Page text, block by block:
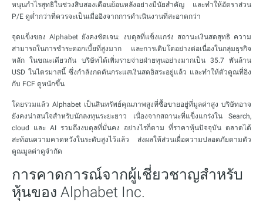
หนุนกำไรสุทธิในช่วงสิบสองเดือนย้อนหลังอย่างมีนัยสำคัญ และทำให้อัตราส่วน
P/E ดูต่ำกว่าที่ควรจะเป็นเมื่ออิงจากการดำเนินงานที่สะอาดกว่า
จุดแข็งของ Alphabet ยังคงชัดเจน: งบดุลที่แข็งแกร่ง สถานะเงินสดสุทธิ ความ
สามารถในการชำระดอกเบี้ยที่สูงมาก และการเติบโตอย่างต่อเนื่องในกลุ่มธุรกิจ
หลัก ในขณะเดียวกัน บริษัทได้เพิ่มรายจ่ายฝ่ายทุนอย่างมากเป็น 35.7 พันล้าน
USD ในไตรมาสนี้ ซึ่งกำลังกดดันกระแสเงินสดอิสระอยู่แล้ว และทำให้ตัวคูณที่อิง
กับ FCF ดูหนักขึ้น
โดยรวมแล้ว Alphabet เป็นสินทรัพย์คุณภาพสูงที่ซื้อขายอยู่ที่มูลค่าสูง บริษัทอาจ
ยังคงน่าสนใจสำหรับนักลงทุนระยะยาว เนื่องจากสถานะที่แข็งแกร่งใน Search,
cloud และ AI รวมถึงงบดุลที่มั่นคง อย่างไรก็ตาม ที่ราคาหุ้นปัจจุบัน ตลาดได้
สะท้อนความคาดหวังในระดับสูงไว้แล้ว ส่งผลให้ส่วนเผื่อความปลอดภัยตามตัว
คูณมูลค่าดูจำกัด
การคาดการณ์จากผู้เชี่ยวชาญสำหรับ
หุ้นของ Alphabet Inc.